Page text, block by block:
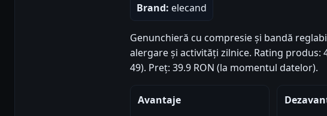
Brand: elecand
Genunchieră cu compresie și bandă
alergare și activități zilnice. Rating produs:
49). Preț: 39.9 RON (la momentul datelor).
Avantaje